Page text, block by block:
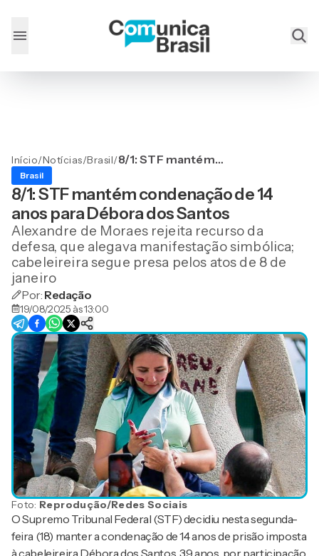
Início/Notícias/Brasil/8/1: STF mantém
para Débora dos Santos
Brasil
8/1: STF mantém condenação de 14
anos para Débora dos Santos
Alexandre de Moraes rejeita recurso da
defesa, que alegava manifestação simbólica;
cabeleireira segue presa pelos atos de 8 de
janeiro
Por: Redação
19/08/2025 às 13:00
Foto: Reprodução/Redes Sociais
O Supremo Tribunal Federal (STF) decidiu nesta segunda-
feira (18) manter a condenação de 14 anos de prisão imposta